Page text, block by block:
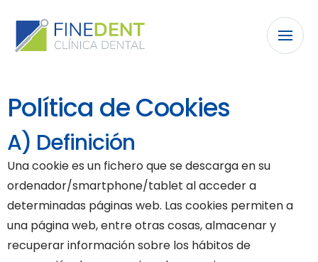
Política de Cookies
A) Definición
Una cookie es un fichero que se descarga en su
ordenador/smartphone/tablet al acceder a
determinadas páginas web. Las cookies permiten a
una página web, entre otras cosas, almacenar y
recuperar información sobre los hábitos de